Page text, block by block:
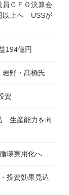
員ＣＦＯ決算会
以上へ USSが
194億円
野・髙橋氏
資
生産能力を向
環実用化へ
投資効果見込